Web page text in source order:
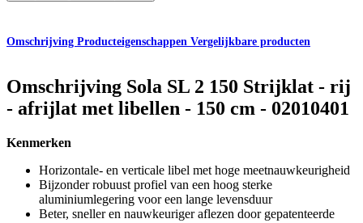
Omschrijving Producteigenschappen Vergelijkbare producten
Omschrijving Sola SL 2 150 Strijklat - rij
- afrijlat met libellen - 150 cm - 02010401
Kenmerken
Horizontale- en verticale libel met hoge meetnauwkeurigheid
Bijzonder robuust profiel van een hoog sterke
aluminiumlegering voor een lange levensduur
Beter, sneller en nauwkeuriger aflezen door gepatenteerde